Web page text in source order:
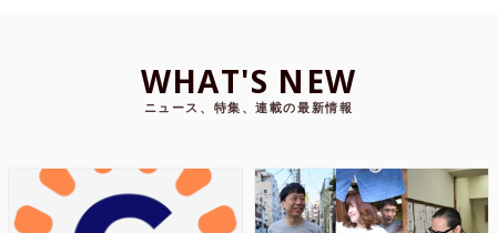
WHAT'S NEW
ニュース、特集、連載の最新情報